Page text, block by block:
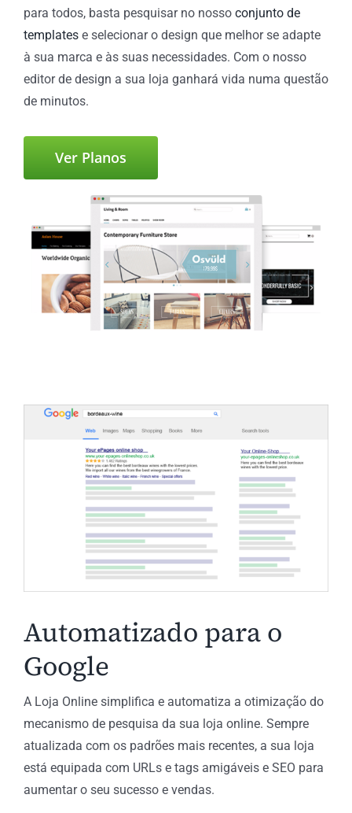
para todos, basta pesquisar no nosso conjunto de
templatese selecionar o design que melhor se adapte
à sua marca e às suas necessidades. Com o nosso
editor de design a sua loja ganhará vida numa questão
de minutos.
Ver Planos
Automatizado para o
Google
A Loja Online simplifica e automatiza a otimização do
mecanismo de pesquisa da sua loja online. Sempre
atualizada com os padrões mais recentes, a sua loja
está equipada com URLs e tags amigáveis e SEO para
aumentar o seu sucesso e vendas.